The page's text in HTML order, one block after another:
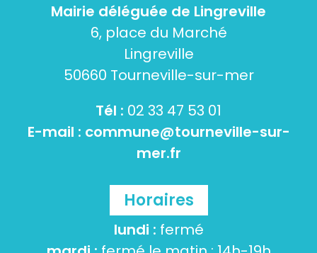
Mairie déléguée de Lingreville
6, place du Marché
Lingreville
50660 Tourneville-sur-mer
Tél : 02 33 47 53 01
E-mail : commune@tourneville-sur-
mer.fr
Horaires
lundi : fermé